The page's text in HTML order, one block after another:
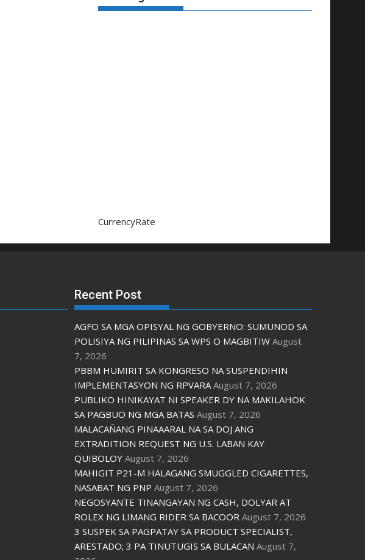
CurrencyRate
Recent Post
AGFO SA MGA OPISYAL NG GOBYERNO: SUMUNOD SA
POLISIYA NG PILIPINAS SA WPS O MAGBITIW August
7, 2026
PBBM HUMIRIT SA KONGRESO NA SUSPENDIHIN
IMPLEMENTASYON NG RPVARA August 7, 2026
PUBLIKO HINIKAYAT NI SPEAKER DY NA MAKILAHOK
SA PAGBUO NG MGA BATAS August 7, 2026
MALACAÑANG PINAAARAL NA SA DOJ ANG
EXTRADITION REQUEST NG U.S. LABAN KAY
QUIBOLOY August 7, 2026
MAHIGIT P21-M HALAGANG SMUGGLED CIGARETTES,
NASABAT NG PNP August 7, 2026
NEGOSYANTE TINANGAYAN NG CASH, DOLYAR AT
ROLEX NG LIMANG RIDER SA BACOOR August 7, 2026
3 SUSPEK SA PAGPATAY SA PRODUCT SPECIALIST,
ARESTADO; 3 PA TINUTUGIS SA BULACAN August 7,